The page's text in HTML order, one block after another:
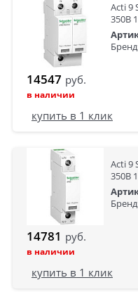
Acti 9
350В
14547 руб.
в наличии
купить в 1 клик
Acti 9
350В
14781 руб.
в наличии
купить в 1 клик